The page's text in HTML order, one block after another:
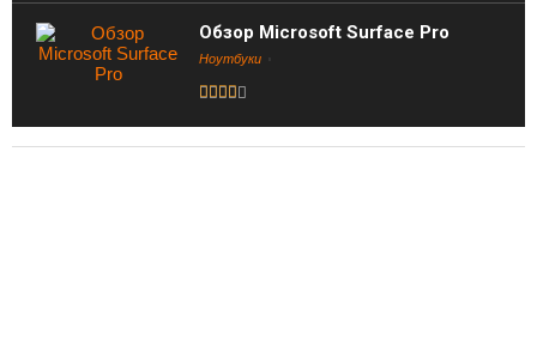
Обзор Microsoft Surface Pro
Ноутбуки